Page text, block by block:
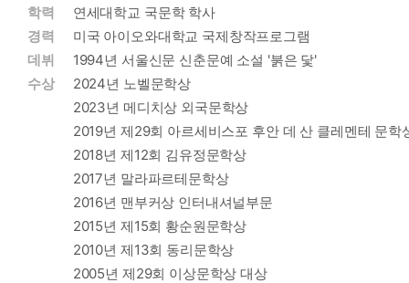
학력
연세대학교 국문학 학사
경력
미국 아이오와대학교 국제창작프로그램
데뷔
1994년 서울신문 신춘문예 소설 '붉은 닻'
수상
2024년 노벨문학상
2023년 메디치상 외국문학상
2019년 제29회 아르세비스포 후안 데 산 클레멘테 문학
2018년 제12회 김유정문학상
2017년 말라파르테문학상
2016년 맨부커상 인터내셔널부문
2015년 제15회 황순원문학상
2010년 제13회 동리문학상
2005년 제29회 이상문학상 대상